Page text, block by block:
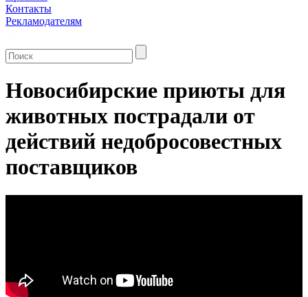
Контакты
Рекламодателям
Новосибирские приюты для
животных пострадали от
действий недобросовестных
поставщиков